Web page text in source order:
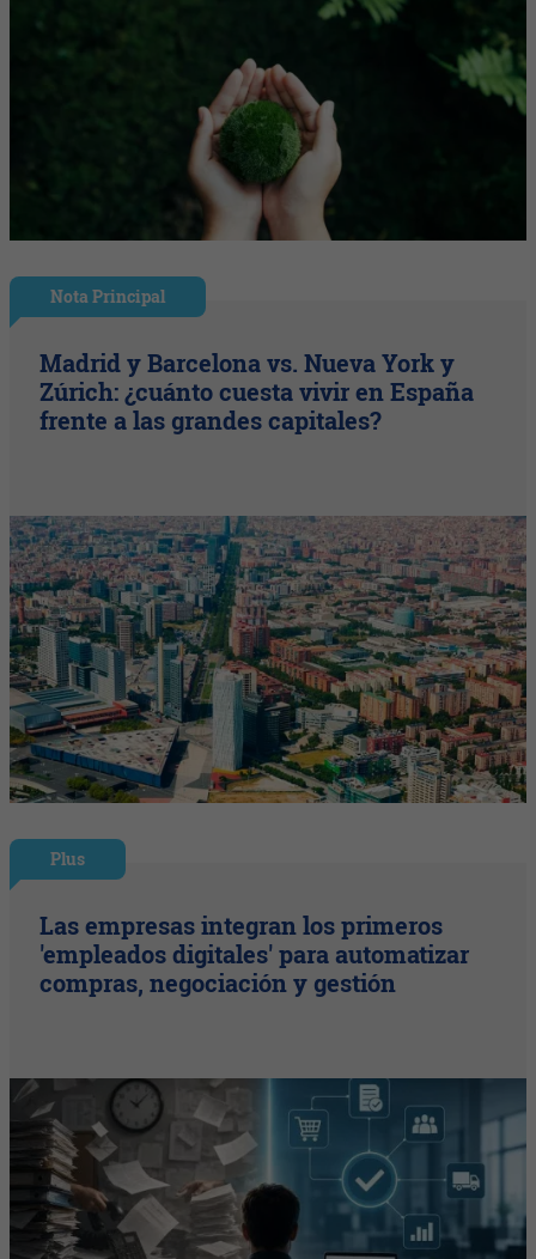
Nota Principal
Madrid y Barcelona vs. Nueva York y
Zúrich: ¿cuánto cuesta vivir en España
frente a las grandes capitales?
Plus
Las empresas integran los primeros
'empleados digitales' para automatizar
compras, negociación y gestión